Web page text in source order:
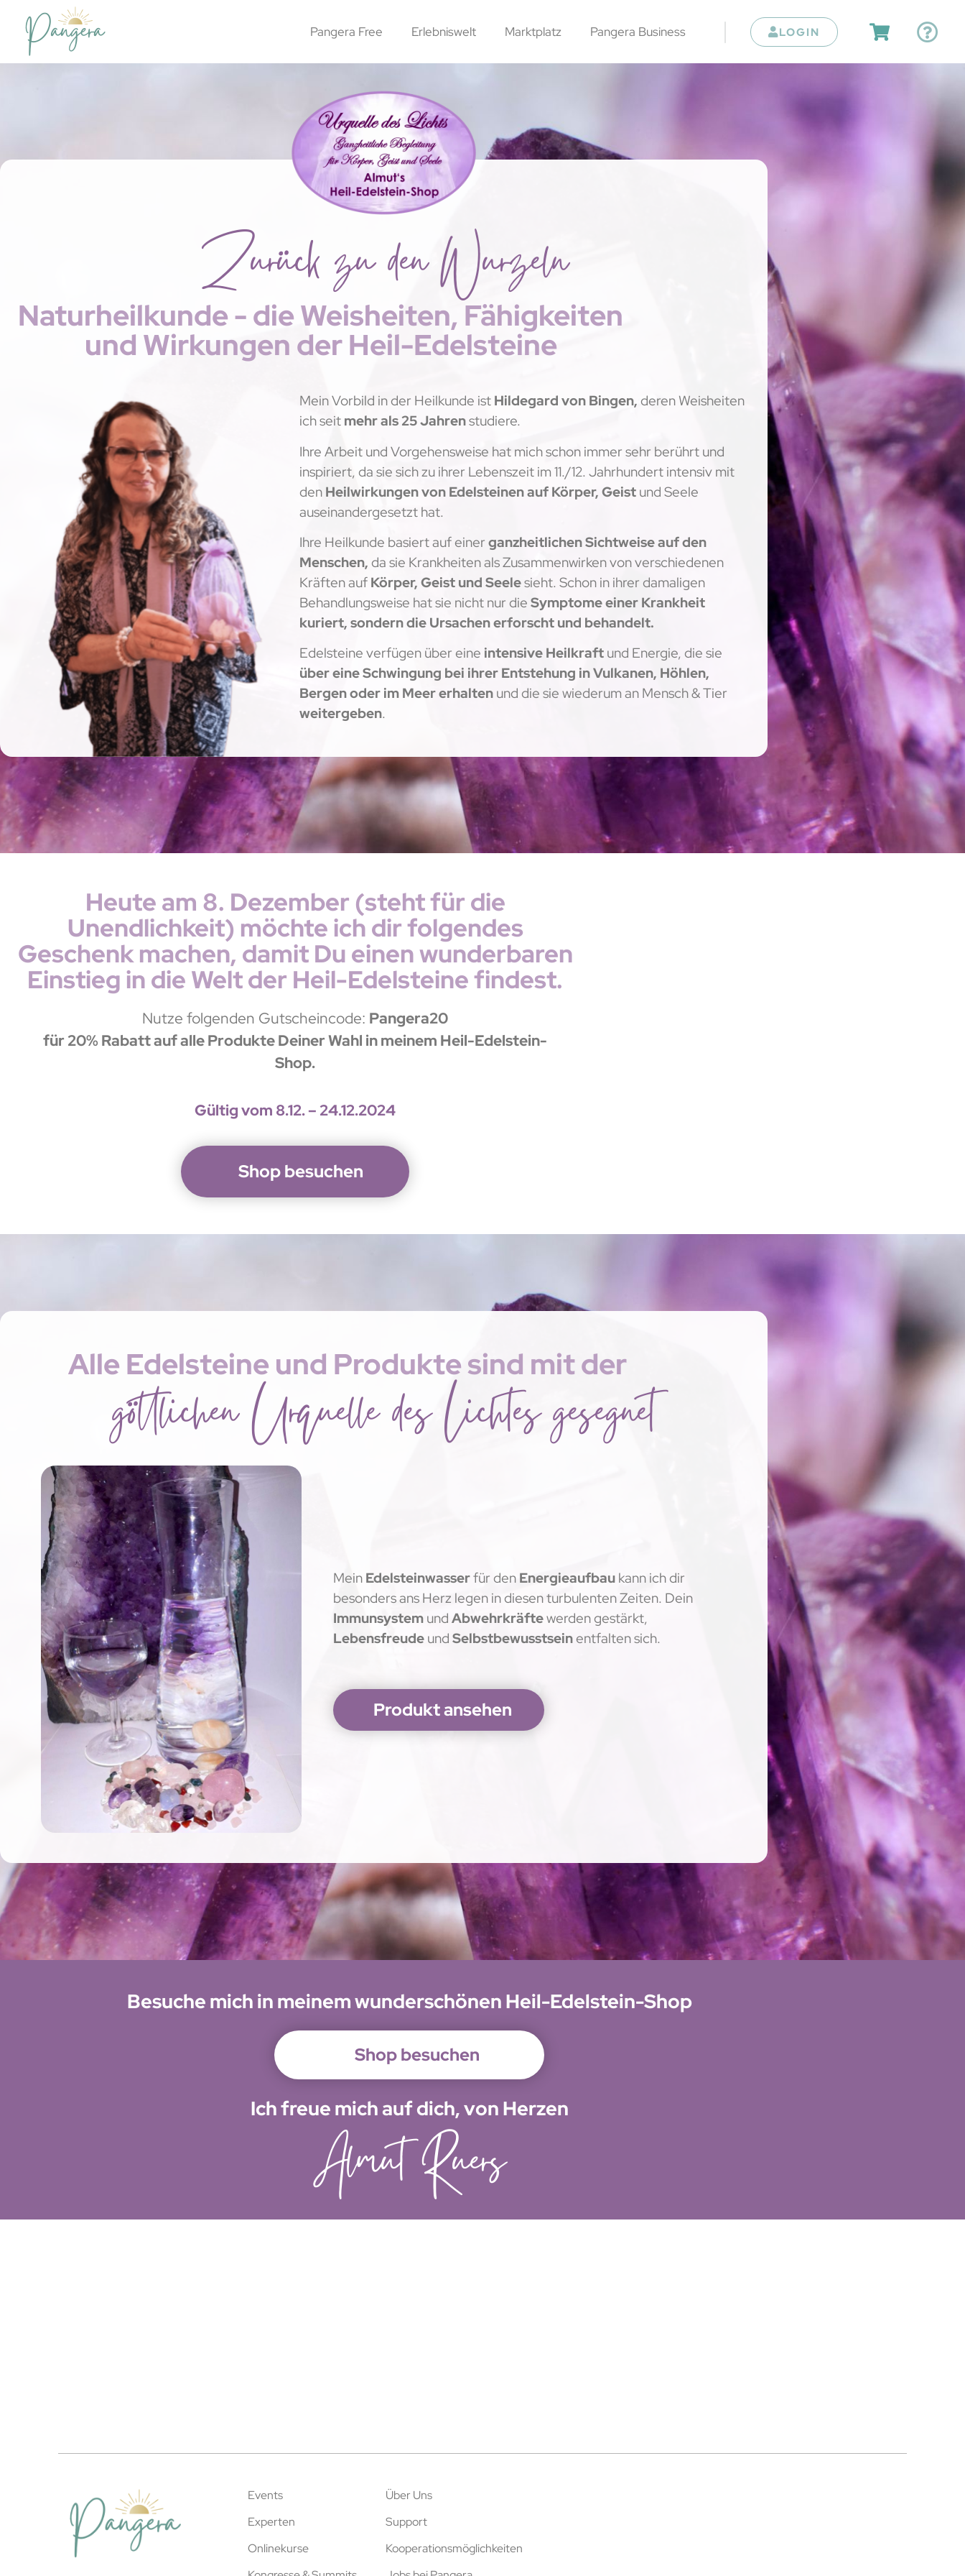
Pangera Free Erlebniswelt Marktplatz Pangera Business LOGIN
Zurück zu den Wurzeln
Naturheilkunde - die Weisheiten, Fähigkeiten
und Wirkungen der Heil-Edelsteine
Mein Vorbild in der Heilkunde istHildegard von Bingen,deren Weisheiten
ich seitmehr als 25 Jahrenstudiere.
Ihre Arbeit und Vorgehensweise hat mich schon immer sehr berührt und
inspiriert, da sie sich zu ihrer Lebenszeit im 11./12. Jahrhundert intensiv mit
denHeilwirkungen von Edelsteinen auf Körper, Geistund Seele
auseinandergesetzt hat.
Ihre Heilkunde basiert auf einerganzheitlichen Sichtweise auf den
Menschen,da sie Krankheiten als Zusammenwirken von verschiedenen
Kräften aufKörper, Geist und Seelesieht. Schon in ihrer damaligen
Behandlungsweise hat sie nicht nur dieSymptome einer Krankheit
kuriert, sondern die Ursachen erforscht und behandelt.
Edelsteine verfügen über eine intensive Heilkraftund Energie, die sie
über eine Schwingung bei ihrer Entstehung in Vulkanen, Höhlen,
Bergen oder im Meer erhaltenund die sie wiederum an Mensch & Tier
weitergeben.
Heute am 8. Dezember (steht für die
Unendlichkeit) möchte ich dir folgendes
Geschenk machen, damit Du einen wunderbaren
Einstieg in die Welt der Heil-Edelsteine findest.
Nutze folgenden Gutscheincode: Pangera20
für 20% Rabatt auf alle Produkte Deiner Wahl in meinem Heil-Edelstein-
Shop.
Gültig vom 8.12. – 24.12.2024
Shop besuchen
Alle Edelsteine und Produkte sind mit der
göttlichen Urquelle des Lichtes gesegnet
MeinEdelsteinwasserfür denEnergieaufbaukann ich dir
besonders ans Herz legen in diesen turbulenten Zeiten. Dein
ImmunsystemundAbwehrkräftewerden gestärkt,
LebensfreudeundSelbstbewusstseinentfalten sich.
Produkt ansehen
Besuche mich in meinem wunderschönen Heil-Edelstein-Shop
Shop besuchen
Ich freue mich auf dich, von Herzen
Almut Ruers
Events
Experten
Onlinekurse
Über Uns
Support
Kooperationsmöglichkeiten